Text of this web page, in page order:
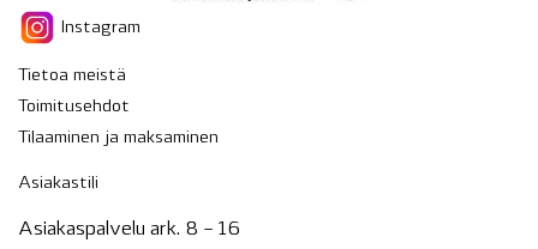
Instagram
Tietoa meistä
Toimitusehdot
Tilaaminen ja maksaminen
Asiakastili
Asiakaspalvelu ark. 8 – 16